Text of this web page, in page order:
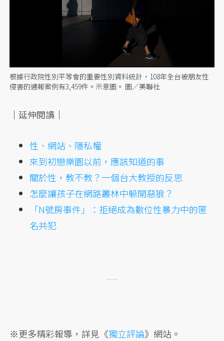
根據行政院性別平等會的重要性別資料統計，108年全台被朋友性
侵害的通報案例有3,459件。示意圖。 圖／美聯社
｜延伸閱讀｜
性、網站、隱私權
來到初戀樂園以前，應該知道的事
關於性，教不教？一個台大教授的反思
怎麼讓孩子在網路叢林中躲開惡狼？
「N號房事件」：拒絕成為數位性暴力中的匿
名共犯
※更多精彩報導，詳見《獨立評論》網站。